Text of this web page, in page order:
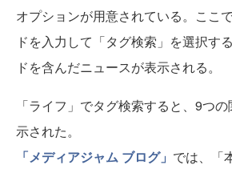
オプションが用意されている。ここ
ドを入力して「タグ検索」を選択す
ドを含んだニュースが表示される。
「ライフ」でタグ検索すると、9つ
示された。
「メディアジャム ブログ」 では、「